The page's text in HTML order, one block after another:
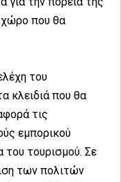
χώρο που θα
του
κλειδιά που θα
τις
εμπορικού
του τουρισμού. Σε
των πολιτών